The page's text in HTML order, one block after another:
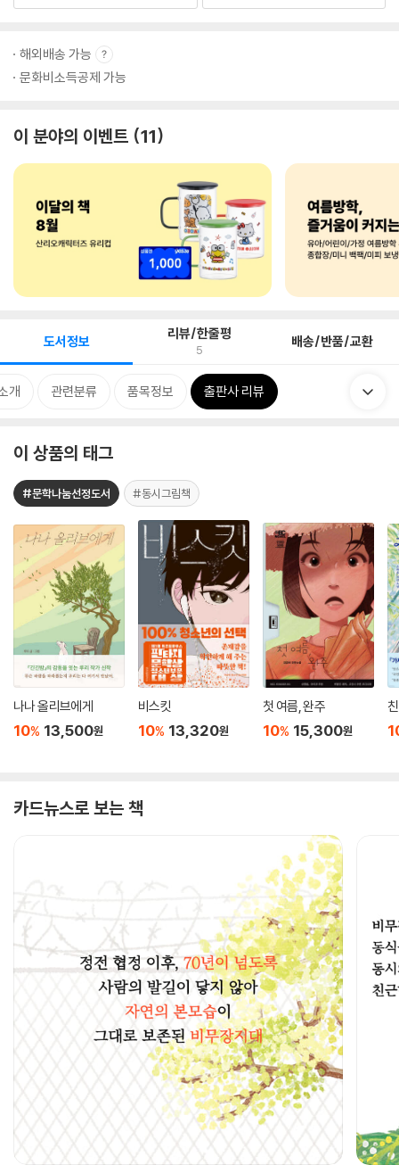
해외배송 가능
문화비소득공제 가능
이 분야의 이벤트 11
도서정보 리뷰/한줄평
5 배송/반품/교환
개 관련분류 품목정보 출판사 리뷰
이 상품의 태그
#문학나눔선정도서 #동시그림책
나나 올리브에게
10% 13,500원
비스킷
10% 13,320원
첫 여름, 완주
10% 15,300원
카드뉴스로 보는 책